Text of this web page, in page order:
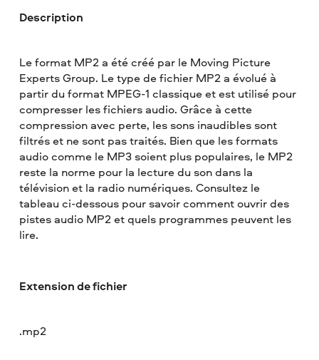
Description
Le format MP2 a été créé par le Moving Picture
Experts Group. Le type de fichier MP2 a évolué à
partir du format MPEG-1 classique et est utilisé pour
compresser les fichiers audio. Grâce à cette
compression avec perte, les sons inaudibles sont
filtrés et ne sont pas traités. Bien que les formats
audio comme le MP3 soient plus populaires, le MP2
reste la norme pour la lecture du son dans la
télévision et la radio numériques. Consultez le
tableau ci-dessous pour savoir comment ouvrir des
pistes audio MP2 et quels programmes peuvent les
lire.
Extension de fichier
.mp2